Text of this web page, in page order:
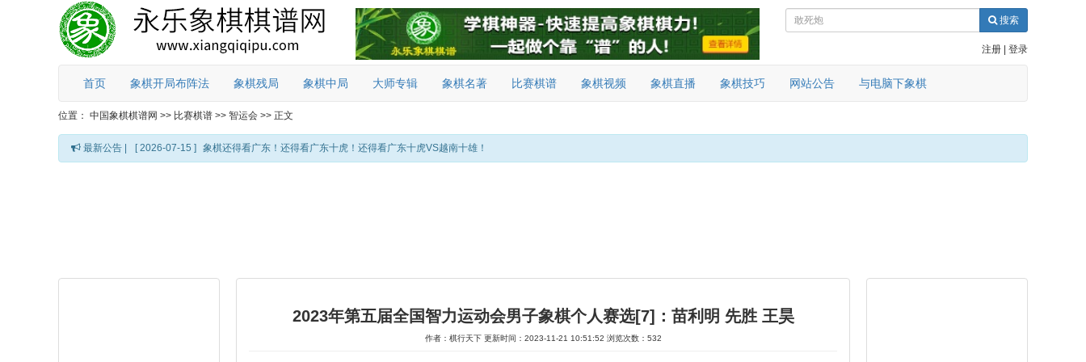
搜索
注册 登录
首页 象棋开局布阵法 象棋残局 象棋中局 大师专辑 象棋名著 比赛棋谱 象棋视频 象棋直播 象棋技巧 网站公告 与电脑下象棋
位置： 中国象棋棋谱网 >> 比赛棋谱 >> 智运会 >> 正文
最新公告 | [ 2026-07-15 ] 象棋还得看广东！还得看广东十虎！还得看广东十虎VS越南十雄！
2023年第五届全国智力运动会男子象棋个人赛选[7]：苗利明 先胜 王昊
作者：棋行天下 更新时间：2023-11-21 10:51:52 浏览次数：532